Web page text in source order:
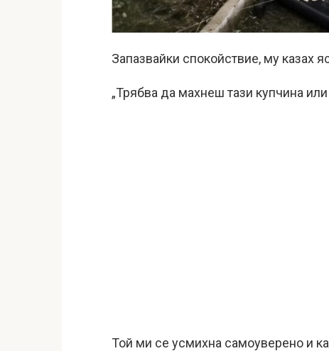
Запазвайки спокойствие, му казах
„Трябва да махнеш тази купчина
Той ми се усмихна самоуверено и